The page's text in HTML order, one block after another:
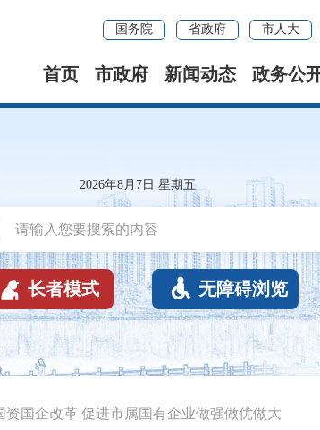
国务院 省政府 市人大
首页 市政府 新闻动态 政务公
2026年8月7日 星期五
 长者模式  无障碍浏览
资国企改革 促进市属国有企业做强做优做大